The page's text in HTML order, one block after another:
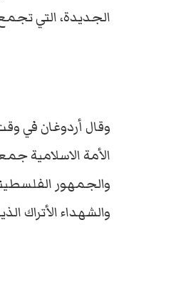
الجديدة، التي
وقال أردوغان في
الأمة الاسلامية
والجمهور
والشهداء الأتراك